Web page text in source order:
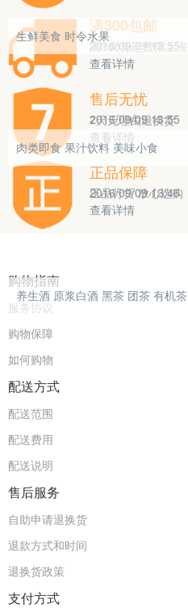
生鲜美食 时令水果
肉类即食 果汁饮料 美味小食
养生酒 原浆白酒 黑茶 团茶 有机茶
满300包邮
2016/09/09 13:55
满300免运费限上海
查看详情
售后无忧
2016/09/09 13:55
7天无理由退换货
查看详情
正品保障
2016/09/09 13:46
正品行货 放心选购
查看详情
购物指南
服务协议
购物保障
如何购物
配送方式
配送范围
配送费用
配送说明
售后服务
自助申请退换货
退款方式和时间
退换货政策
支付方式